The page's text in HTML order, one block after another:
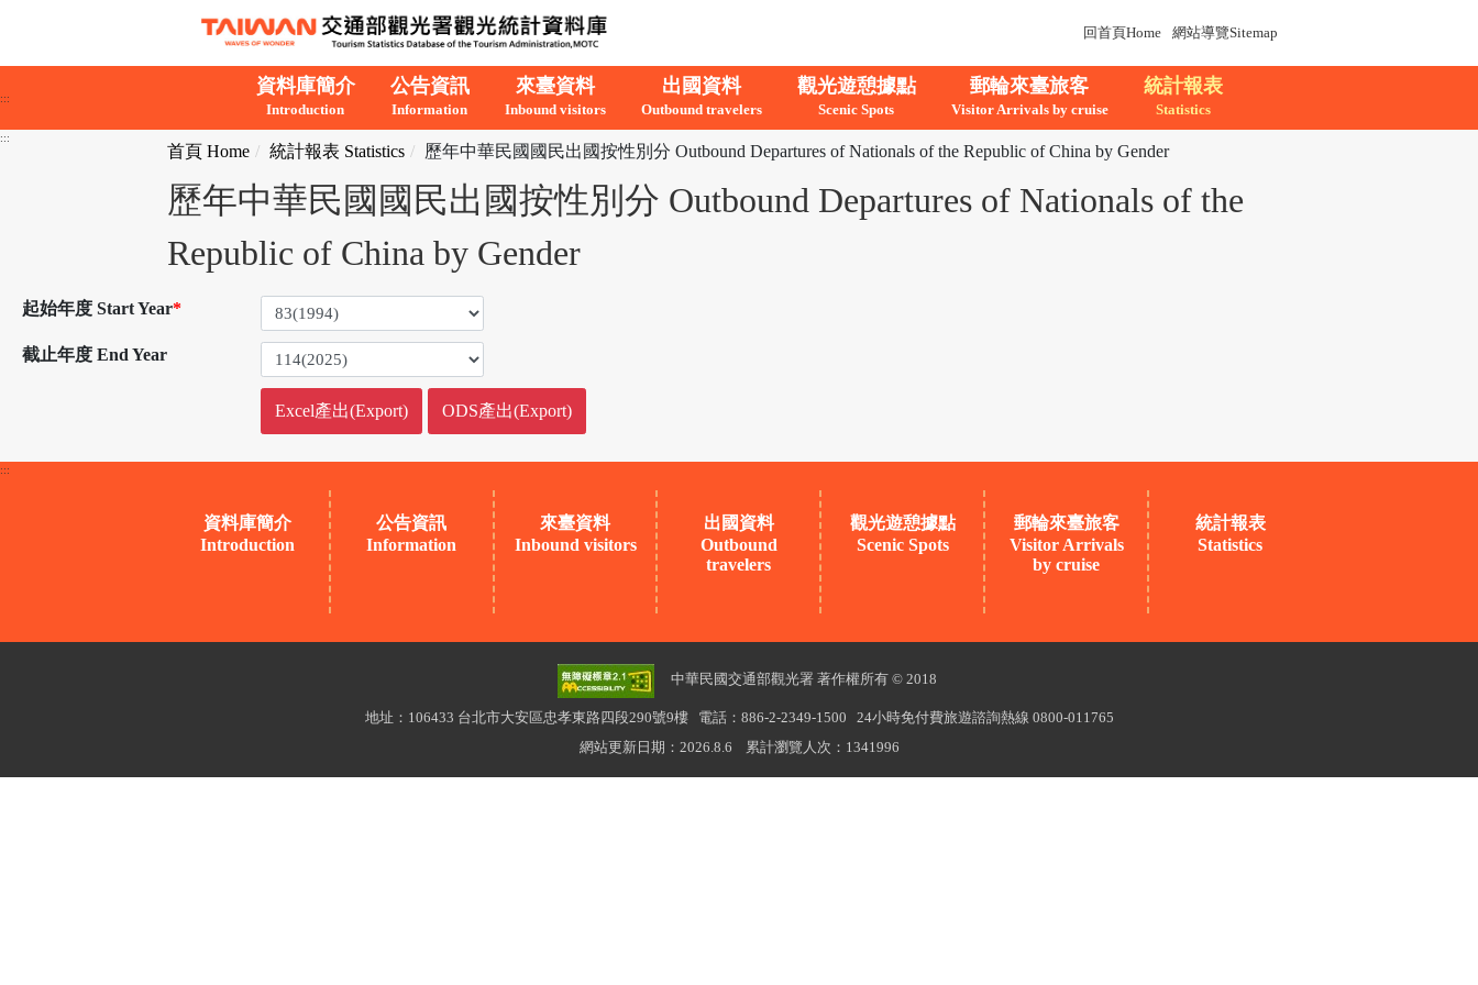
回首頁Home 網站導覽Sitemap
:::
資料庫簡介
Introduction
公告資訊
Information
來臺資料
Inbound visitors
出國資料
Outbound travelers
觀光遊憩據點
Scenic Spots
郵輪來臺旅客
Visitor Arrivals by cruise
統計報表
Statistics
:::
首頁 Home 統計報表 Statistics 歷年中華民國國民出國按性別分 Outbound Departures of Nationals of the Republic of China by Gender
歷年中華民國國民出國按性別分 Outbound Departures of Nationals of the
Republic of China by Gender
起始年度 Start Year*
截止年度 End Year
:::
資料庫簡介
Introduction
公告資訊
Information
來臺資料
Inbound visitors
出國資料
Outbound
travelers
觀光遊憩據點
Scenic Spots
郵輪來臺旅客
Visitor Arrivals
by cruise
統計報表
Statistics
中華民國交通部觀光署 著作權所有 © 2018
地址：106433 台北市大安區忠孝東路四段290號9樓
電話：886-2-2349-1500 24小時免付費旅遊諮詢熱線 0800-011765
網站更新日期：2026.8.6
累計瀏覽人次：1341996